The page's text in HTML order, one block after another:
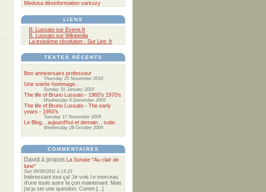
Medusa désinformation sarkozy
LIENS
B. Lussato sur Evene.fr
B. Lussato sur Wikipedia
La troisième révolution - Sur Lire: fr
TEXTES RÉCENTS
Bon anniversaire professeur
Thursday 25 November 2010
Une soirée hommage...
Sunday 31 January 2010
The life of Bruno Lussato - 1960's 1970's
Wednesday 9 December 2009
The life of Bruno Lussato - The early
years - 1950's
Tuesday 17 November 2009
Le Blog... aujourd'hui et demain... suite.
Wednesday 28 October 2009
COMMENTAIRES
David à propos La Sonate "Au clair de
lune"
Sun 05/06/2011 à 13:23
Intéressant tout ça! Je vois l e morceau
d'une toute autre fa çon maintenant. Mais
j'ai ju ste une question: Comm [...]